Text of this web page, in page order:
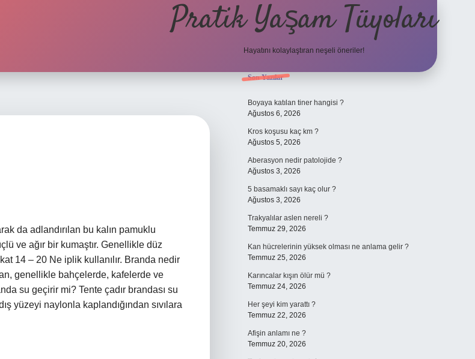
Pratik Yaşam Tüyoları
Hayatını kolaylaştıran neşeli öneriler!
da adlandırılan bu kalın pamuklu
ve ağır bir kumaştır. Genellikle düz
14 – 20 Ne iplik kullanılır. Branda nedir
genellikle bahçelerde, kafelerde ve
su geçirir mi? Tente çadır brandası su
yüzeyi naylonla kaplandığından sıvılara
Sidebar
Son Yazılar
Boyaya katılan tiner hangisi ?
Ağustos 6, 2026
Kros koşusu kaç km ?
Ağustos 5, 2026
Aberasyon nedir patolojide ?
Ağustos 3, 2026
5 basamaklı sayı kaç olur ?
Ağustos 3, 2026
Trakyalılar aslen nereli ?
Temmuz 29, 2026
Kan hücrelerinin yüksek olması ne anlama gelir ?
Temmuz 25, 2026
Karıncalar kışın ölür mü ?
Temmuz 24, 2026
Her şeyi kim yarattı ?
Temmuz 22, 2026
Afişin anlamı ne ?
Temmuz 20, 2026